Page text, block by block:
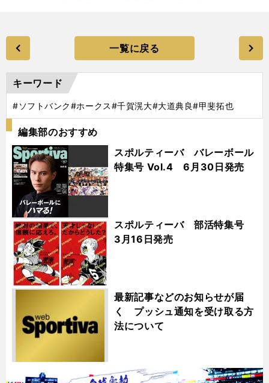
一覧に戻る
キーワード
#ソフトバンク#ホークス#千賀滉大#大道典良#甲斐拓也
編集部のおすすめ
スポルティーバ バレーボール
特集号 Vol.4 6月30日発売
スポルティーバ 部活特集号
3月16日発売
最新記事などのお知らせが届
く プッシュ通知を受け取る方
法について